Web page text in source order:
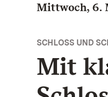
Mittwoch, 6.
SCHLOSS UND
Mit